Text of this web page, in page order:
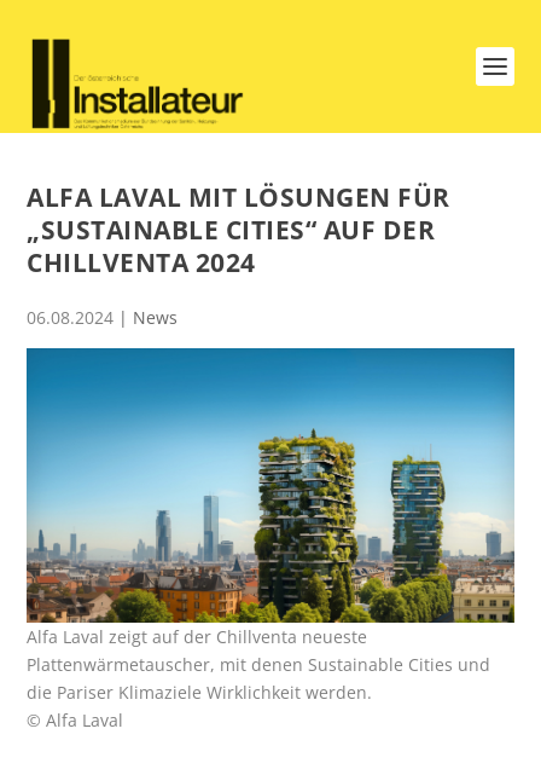
ALFA LAVAL MIT LÖSUNGEN FÜR
„SUSTAINABLE CITIES“ AUF DER
CHILLVENTA 2024
06.08.2024 | News
Alfa Laval zeigt auf der Chillventa neueste
Plattenwärmetauscher, mit denen Sustainable Cities und
die Pariser Klimaziele Wirklichkeit werden.
© Alfa Laval